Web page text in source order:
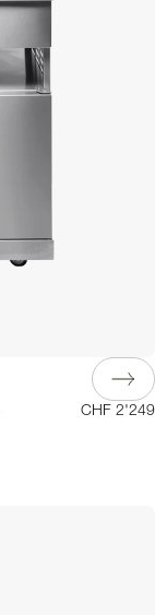
CHF 2'249